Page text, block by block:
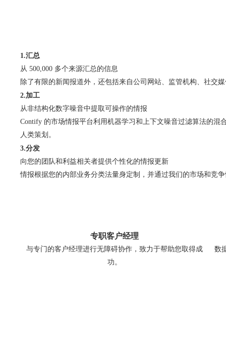
1.汇总
从 500,000 多个来源汇总的信息
除了有限的新闻报道外，还包括来自公司网站、监管机构、社交
2.加工
从非结构化数字噪音中提取可操作的情报
Contify 的市场情报平台利用机器学习和上下文噪音过滤算法的混
人类策划。
3.分发
向您的团队和利益相关者提供个性化的情报更新
情报根据您的内部业务分类法量身定制，并通过我们的市场和竞
专职客户经理
与专门的客户经理进行无障碍协作，致力于帮助您取得成
功。
数